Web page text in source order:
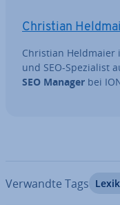
Christian
Christian
und SEO-Spe­zia­list
SEO Manager bei
Verwandte Tags